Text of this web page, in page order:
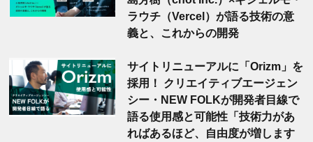
ラウチ（Vercel）が語る技術の意
義と、これからの開発
サイトリニューアルに「Orizm」を
採用！ クリエイティブエージェン
シー・NEW FOLKが開発者目線で
語る使用感と可能性「技術力があ
ればあるほど、自由度が増します